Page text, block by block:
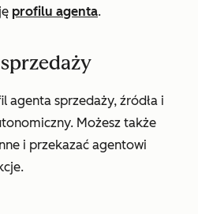
profilu agenta.
agenta sprzedaży, źródła i
Możesz także
i przekazać agentowi